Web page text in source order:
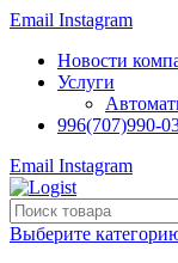
Email Instagram
Новости
Услуги
996(707)990-
Email Instagram
Выберите